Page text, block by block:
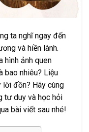
ta nghĩ ngay đến
và hiền lành.
hình ảnh quen
bao nhiêu? Liệu
đồn? Hãy cùng
tư duy và học hỏi
bài viết sau nhé!